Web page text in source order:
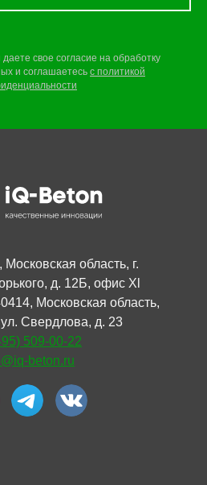
свое согласие на обработку
и соглашаетесь c политикой
область, г.
д. 12Б, офис Xl
Московская область,
Свердлова, д. 23
509-00-22
beton.ru